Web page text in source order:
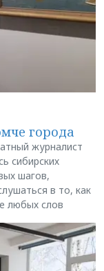
города
журналист
сибирских
шагов,
в то, как
любых слов